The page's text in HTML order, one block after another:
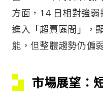
方面，14 日相對強弱
進入「超賣區間」，
能，但整體趨勢仍偏
市場展望：